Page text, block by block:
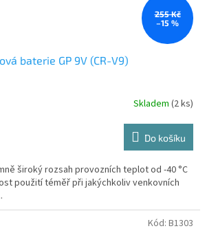
255 Kč
–15 %
baterie GP 9V (CR-V9)
Skladem (2 ks)
Do košíku
široký rozsah provozních teplot od -40 °C
použití téměř při jakýchkoliv venkovních
Kód: B1303